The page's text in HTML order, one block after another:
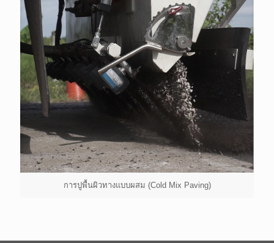
การปูพื้นผิวทางแบบผสม (Cold Mix Paving)